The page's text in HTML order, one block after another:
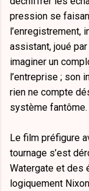
pression se
l’enregistrement,
assistant, joué
imaginer un
l’entreprise ; son
rien ne compte
système fantôme.
Le film préfigure
tournage s’est
Watergate et des
logiquement